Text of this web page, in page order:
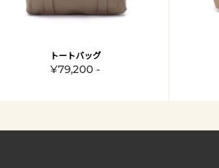
トートバッグ
¥79,200 -